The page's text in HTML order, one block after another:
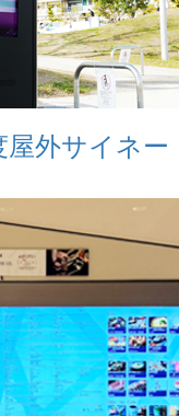
外サイネー